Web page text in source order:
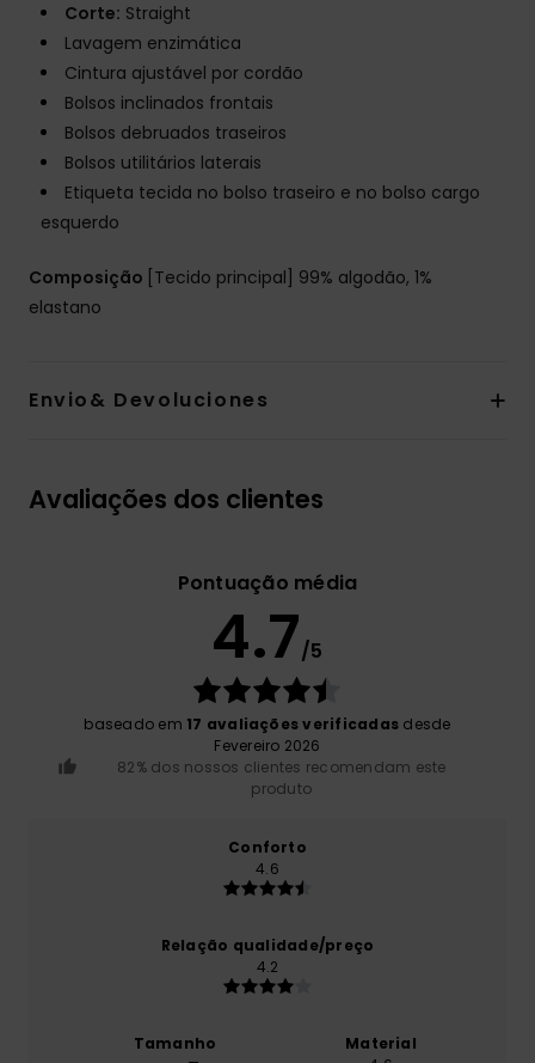
Corte: Straight
Lavagem enzimática
Cintura ajustável por cordão
Bolsos inclinados frontais
Bolsos debruados traseiros
Bolsos utilitários laterais
Etiqueta tecida no bolso traseiro e no bolso cargo
esquerdo
Composição [Tecido principal] 99% algodão, 1%
elastano
Envio& Devoluciones
Avaliações dos clientes
Pontuação média
4.7/5
baseado em 17 avaliações verificadas desde
Fevereiro 2026
82% dos nossos clientes recomendam este
produto
Conforto
4.6
Relação qualidade/preço
4.2
Tamanho
Material